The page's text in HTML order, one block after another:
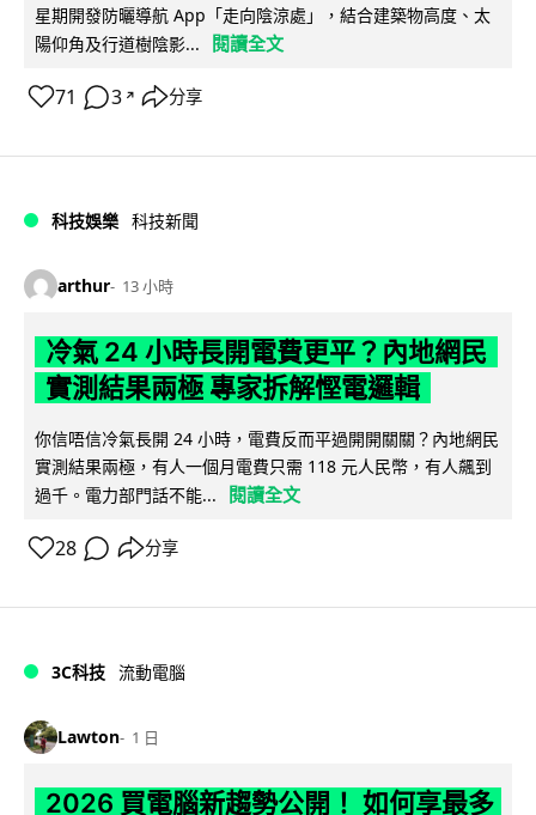
星期開發防曬導航 App「走向陰涼處」，結合建築物高度、太
陽仰角及行道樹陰影...
閱讀全文
71 3 ↗ 分享
科技娛樂 科技新聞
arthur 13 小時
冷氣 24 小時長開電費更平？內地網民
實測結果兩極 專家拆解慳電邏輯
你信唔信冷氣長開 24 小時，電費反而平過開開關關？內地網民
實測結果兩極，有人一個月電費只需 118 元人民幣，有人飆到
過千。電力部門話不能...
閱讀全文
28 分享
3C科技 流動電腦
Lawton 1 日
2026 買電腦新趨勢公開！ 如何享最多